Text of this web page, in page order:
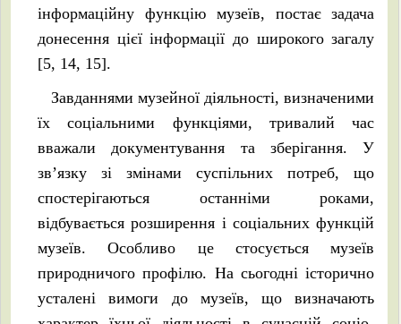
інформаційну функцію музеїв, постає задача
донесення цієї інформації до широкого загалу
[5, 14, 15].
Завданнями музейної діяльності, визначеними
їх соціальними функціями, тривалий час
вважали документування та зберігання. У
зв’язку зі змінами суспільних потреб, що
спостерігаються останніми роками,
відбувається розширення і соціальних функцій
музеїв. Особливо це стосується музеїв
природничого профілю. На сьогодні історично
усталені вимоги до музеїв, що визначають